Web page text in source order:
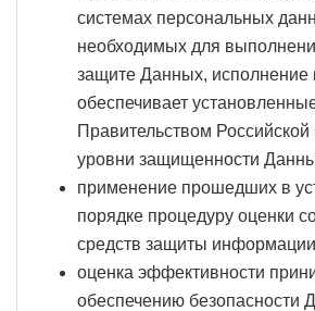
системах персональных
необходимых для
защите Данных, исполнение
обеспечивает
Правительством
уровни защищенности
применение прошедших в
порядке процедуру оценки
средств защиты
оценка эффективности
обеспечению безопасности